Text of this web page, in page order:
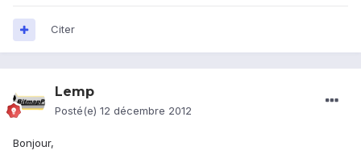
Citer
Lemp
Posté(e) 12 décembre 2012
Bonjour,